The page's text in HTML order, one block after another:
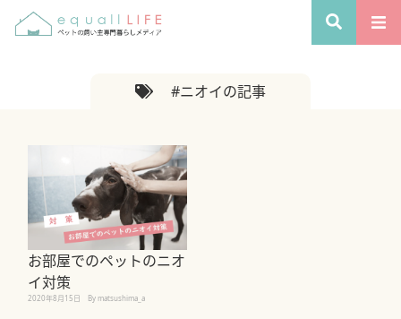
#ニオイの記事
お部屋でのペットのニオ
イ対策
2020年8月15日 By matsushima_a